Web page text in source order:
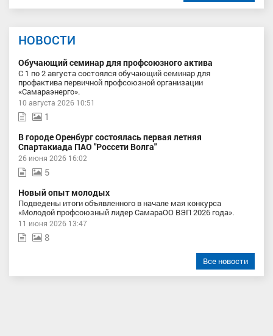
НОВОСТИ
Обучающий семинар для профсоюзного актива
С 1 по 2 августа состоялся обучающий семинар для
профактива первичной профсоюзной организации
«Самараэнерго».
10 августа 2026 10:51
1
В городе Оренбург состоялась первая летняя
Спартакиада ПАО "Россети Волга"
26 июня 2026 16:02
5
Новый опыт молодых
Подведены итоги объявленного в начале мая конкурса
«Молодой профсоюзный лидер СамараОО ВЭП 2026 года».
11 июня 2026 13:47
8
Все новости